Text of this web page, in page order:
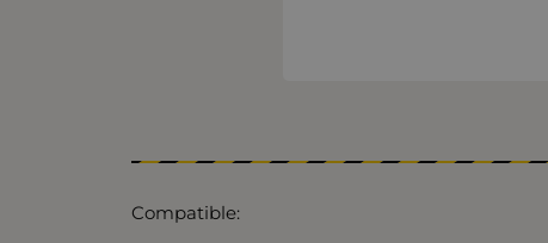
Compatible: